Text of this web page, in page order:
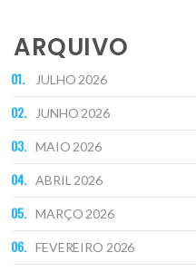
ARQUIVO
JULHO 2026
JUNHO 2026
MAIO 2026
ABRIL 2026
MARÇO 2026
FEVEREIRO 2026